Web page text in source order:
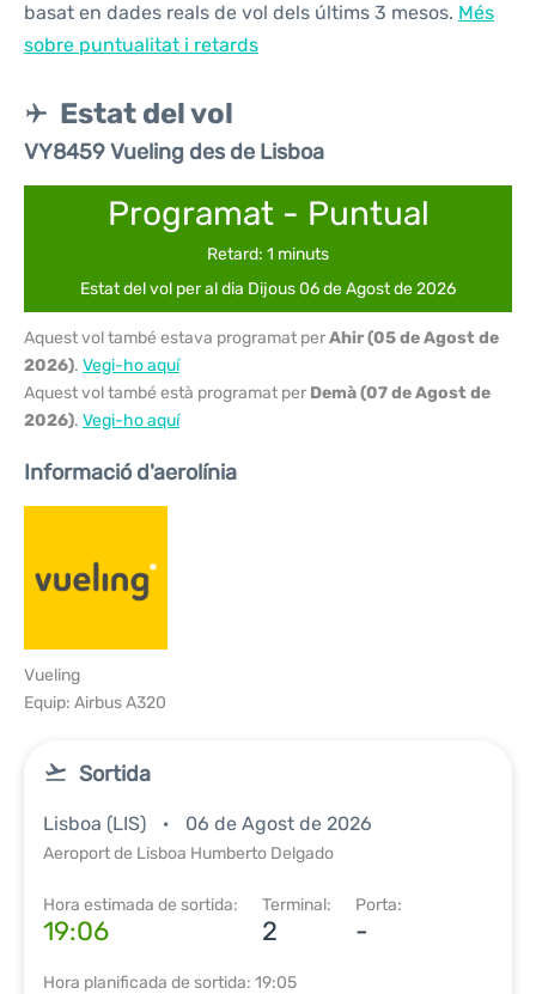
basat en dades reals de vol dels últims 3 mesos. Més
sobre puntualitat i retards
Estat del vol
VY8459 Vueling des de Lisboa
Programat - Puntual
Retard: 1 minuts
Estat del vol per al dia Dijous 06 de Agost de 2026
Aquest vol també estava programat perAhir (05 de Agost de
2026). Vegi-ho aquí
Aquest vol també està programat per Demà (07 de Agost de
2026). Vegi-ho aquí
Informació d'aerolínia
Vueling
Equip: Airbus A320
Sortida
Lisboa (LIS) 06 de Agost de 2026
Aeroport de Lisboa Humberto Delgado
Hora estimada de sortida:
19:06
Terminal:
2
Porta:
-
Hora planificada de sortida: 19:05